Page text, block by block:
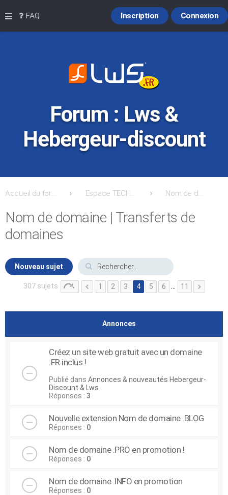
Raccourcis
FAQ Connexion
Inscription
Forum : Lws &
Hebergeur-discount
Accueil du forum Espace TECHNIQUE: Support / Entreaide et Conseils Nom de domaine | Transferts de domaines
Nom de domaine | Transferts de
domaines
Nouveau sujet
307 sujets 1 2 3 4 5 6 11
Annonces
Créez un site web gratuit avec un domaine
.FR inclus !
Publié dans Annonces & nouveautés Hebergeur-
Discount & Lws
Réponses : 3
Nouvelle extension Nom de domaine .BLOG
Réponses : 0
Nom de domaine .PRO en promotion !
Réponses : 0
Nom de domaine .INFO en promotion
Réponses : 0